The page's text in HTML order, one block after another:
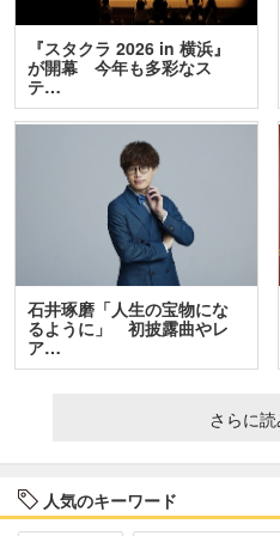
『スタクラ 2026 in 横浜』
が開幕 今年も多彩なス
テ…
石井琢磨「人生の宝物にな
るように」 初披露曲やレ
ア…
さらに
人気のキーワード